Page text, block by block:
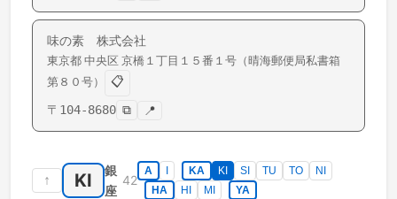
味の素 株式会社
東京都 中央区 京橋 １丁目１５番１号（晴海郵便局私書箱
第８０号）
📋
〒 104-8680 ⧉ 📍
↑ KI
銀
座
42
A KA KI SI TU TO
NI
HA
HI MI YA